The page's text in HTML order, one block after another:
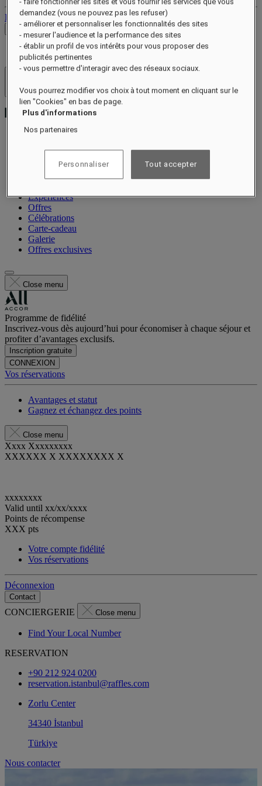
Déconnexion
Voir les tarifs
Ouvrir le menu
Chambres et suites
Expériences
Offres
Célébrations
Carte-cadeau
Galerie
Offres exclusives
Close menu
Programme de fidélité
Inscrivez-vous dès aujourd’hui pour économiser à chaque séjour et
profiter d’avantages exclusifs.
Inscription gratuite
CONNEXION
Vos réservations
Avantages et statut
Gagnez et échangez des points
Close menu
Xxxx Xxxxxxxxx
XXXXXX X XXXXXXXX X
xxxxxxxx
Valid until xx/xx/xxxx
Points de récompense
XXX pts
Votre compte fidélité
Vos réservations
Déconnexion
Contact
CONCIERGERIE Close menu
Find Your Local Number
RESERVATION
+90 212 924 0200
reservation.istanbul@raffles.com
Zorlu Center
34340 İstanbul
Türkiye
Nous contacter
- faire fonctionner les sites et vous fournir les services que vous
demandez (vous ne pouvez pas les refuser)
- améliorer et personnaliser les fonctionnalités des sites
- mesurer l'audience et la performance des sites
- établir un profil de vos intérêts pour vous proposer des
publicités pertinentes
- vous permettre d'interagir avec des réseaux sociaux.
Vous pourrez modifier vos choix à tout moment en cliquant sur le
lien "Cookies" en bas de page.
Plus d'informations
Nos partenaires
Personnaliser Tout accepter